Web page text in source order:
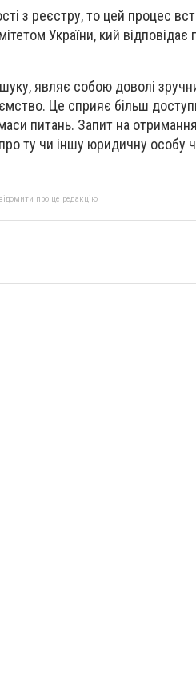
з реєстру, то цей процес
України, кий відповідає
являє собою доволі
Це сприяє більш
питань. Запит на
ту чи іншу юридичну особу
про це редакцію